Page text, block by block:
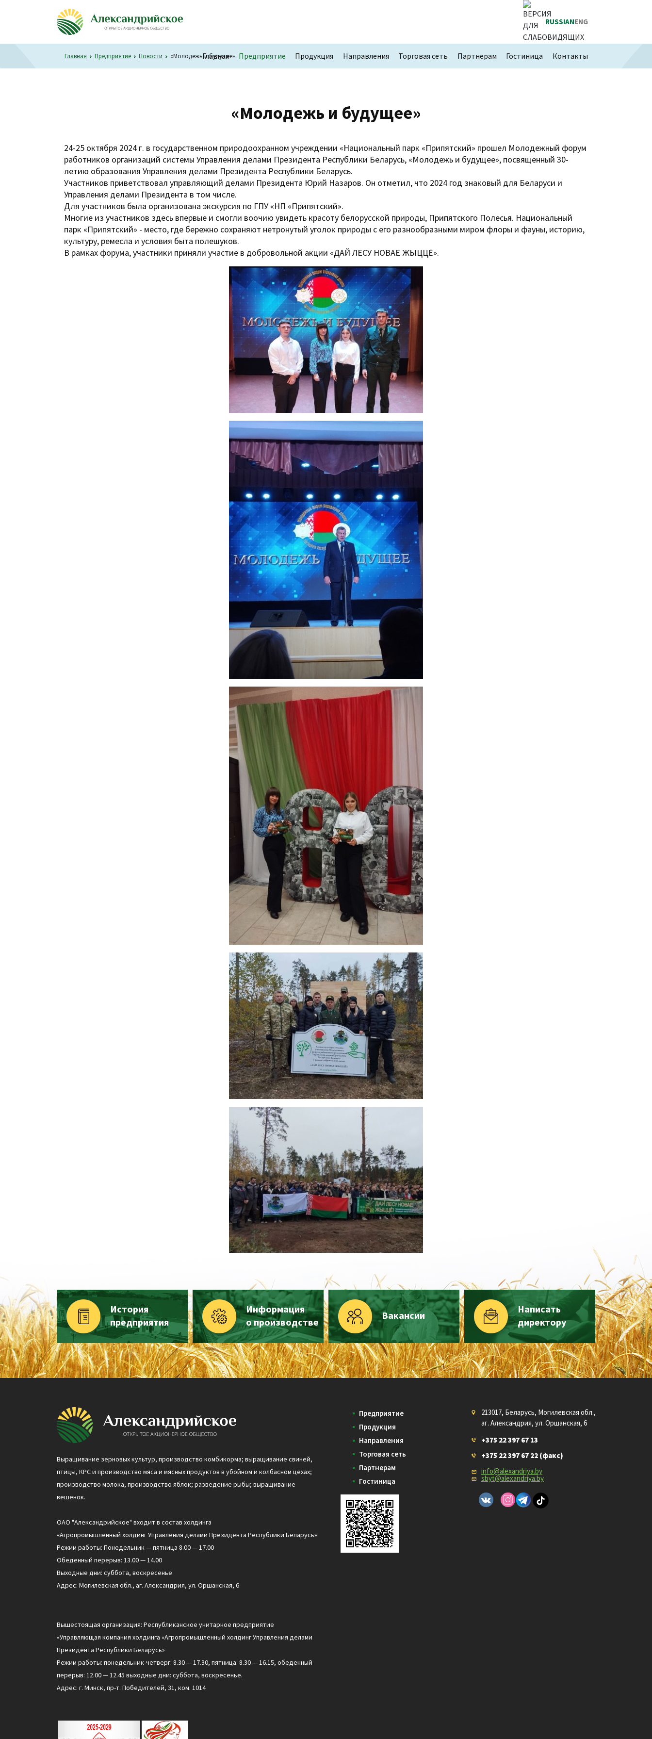
RUSSIANENG
Главная Предприятие Продукция Направления Торговая сеть Партнерам Гостиница Контакты
Главная Предприятие Новости «Молодежь и будущее»
«Молодежь и будущее»
24-25 октября 2024 г. в государственном природоохранном учреждении «Национальный парк «Припятский» прошел Молодежный форум
работников организаций системы Управления делами Президента Республики Беларусь, «Молодежь и будущее», посвященный 30-
летию образования Управления делами Президента Республики Беларусь.
Участников приветствовал управляющий делами Президента Юрий Назаров. Он отметил, что 2024 год знаковый для Беларуси и
Управления делами Президента в том числе.
Для участников была организована экскурсия по ГПУ «НП «Припятский».
Многие из участников здесь впервые и смогли воочию увидеть красоту белорусской природы, Припятского Полесья. Национальный
парк «Припятский» - место, где бережно сохраняют нетронутый уголок природы с его разнообразными миром флоры и фауны, историю,
культуру, ремесла и условия быта полешуков.
В рамках форума, участники приняли участие в добровольной акции «ДАЙ ЛЕСУ НОВАЕ ЖЫЦЦЁ».
История
предприятия
Информация
о производстве
Вакансии
Написать
директору
Выращивание зерновых культур, производство комбикорма; выращивание свиней,
птицы, КРС и производство мяса и мясных продуктов в убойном и колбасном цехах;
производство молока, производство яблок; разведение рыбы; выращивание
вешенок.
ОАО "Александрийское" входит в состав холдинга
«Агропромышленный холдинг Управления делами Президента Республики Беларусь»
Режим работы: Понедельник — пятница 8.00 — 17.00
Обеденный перерыв: 13.00 — 14.00
Выходные дни: суббота, воскресенье
Адрес: Могилевская обл., аг. Александрия, ул. Оршанская, 6
Вышестоящая организация: Республиканское унитарное предприятие
«Управляющая компания холдинга «Агропромышленный холдинг Управления делами
Президента Республики Беларусь»
Режим работы: понедельник-четверг: 8.30 — 17.30, пятница: 8.30 — 16.15, обеденный
перерыв: 12.00 — 12.45 выходные дни: суббота, воскресенье.
Адрес: г. Минск, пр-т. Победителей, 31, ком. 1014
Предприятие
Продукция
Направления
Торговая сеть
Партнерам
Гостиница
213017, Беларусь, Могилевская обл.,
аг. Александрия, ул. Оршанская, 6
+375 22 397 67 13
+375 22 397 67 22 (факс)
info@alexandriya.by
sbyt@alexandriya.by